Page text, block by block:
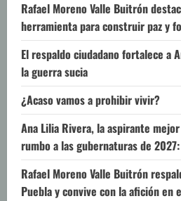
Rafael Moreno Valle Buitrón
herramienta para construir paz y
El respaldo ciudadano fortalece a
la guerra sucia
¿Acaso vamos a prohibir vivir?
Ana Lilia Rivera, la aspirante
rumbo a las gubernaturas de
Rafael Moreno Valle Buitrón
Puebla y convive con la afición en